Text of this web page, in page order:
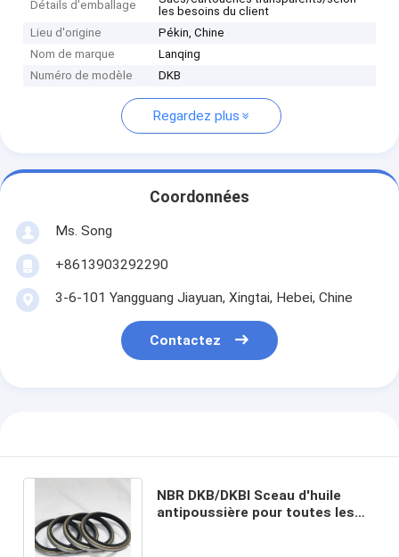
Détails d'emballage
les besoins du client
Lieu d'origine
Pékin, Chine
Nom de marque
Lanqing
Numéro de modèle
DKB
Regardez plus
Coordonnées
Ms. Song
+8613903292290
3-6-101 Yangguang Jiayuan, Xingtai, Hebei, Chine
Contactez
NBR DKB/DKBI Sceau d'huile
antipoussière pour toutes les